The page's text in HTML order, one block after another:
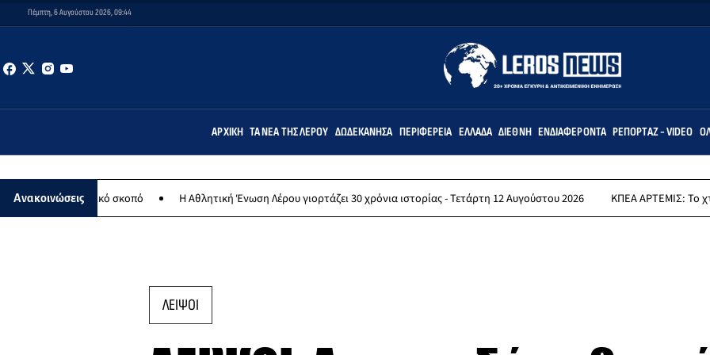
Πέμπτη, 6 Αυγούστου 2026, 09:44
ΑΡΧΙΚΉ ΤΑ ΝΈΑ ΤΗΣ ΛΈΡΟΥ ΔΩΔΕΚΆΝΗΣΑ ΠΕΡΙΦΈΡΕΙΑ ΕΛΛΆΔΑ ΔΙΕΘΝΉ ΕΝΔΙΑΦΈΡΟΝΤΑ ΡΕΠΟΡΤΆΖ - VIDEO
Ανακοινώσεις
σκοπό Η Αθλητική Ένωση Λέρου γιορτάζει 30 χρόνια ιστορίας - Τετάρτη 12 Αυγούστου 2026 ΚΠΕΑ ΑΡΤΕΜΙΣ: Το
ΛΕΙΨΟΙ